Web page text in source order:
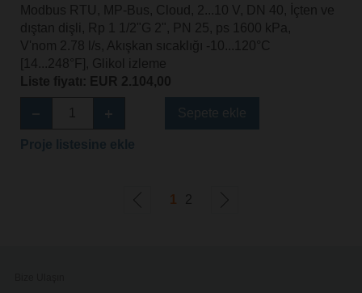
Modbus RTU, MP-Bus, Cloud, 2...10 V, DN 40, İçten ve
dıştan dişli, Rp 1 1/2"G 2", PN 25, ps 1600 kPa,
V'nom 2.78 l/s, Akışkan sıcaklığı -10...120°C
[14...248°F], Glikol izleme
Liste fiyatı: EUR 2.104,00
1 2